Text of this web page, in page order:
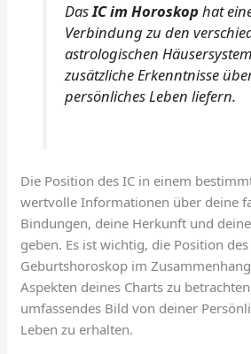
DasIC im Horoskop hat
Verbindung zu den
astrologischen
zusätzliche Erkenntnisse
persönliches Leben liefern.
Die Position des IC in einem
wertvolle Informationen über deine
Bindungen, deine Herkunft und
geben. Es ist wichtig, die Position
Geburtshoroskop im
Aspekten deines Charts zu
umfassendes Bild von deiner
Leben zu erhalten.